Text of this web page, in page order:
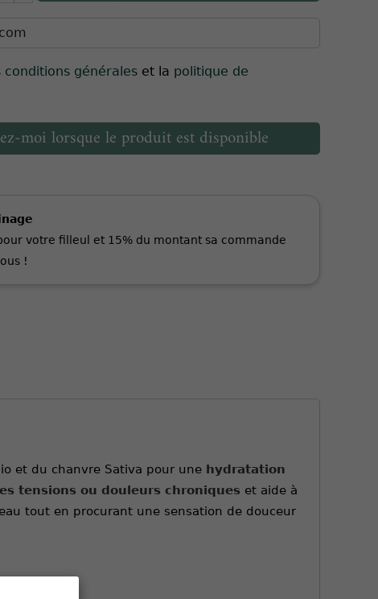
conditions générales et la politique de
moi lorsque le produit est disponible
votre filleul et 15% du montant sa commande
!
et du chanvre Sativa pour une hydratation
tensions ou douleurs chroniques et aide à
tout en procurant une sensation de douceur